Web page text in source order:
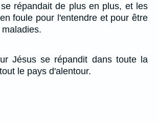
répandait de plus en plus, et les
foule pour l'entendre et pour être
Jésus se répandit dans toute la
le pays d'alentour.